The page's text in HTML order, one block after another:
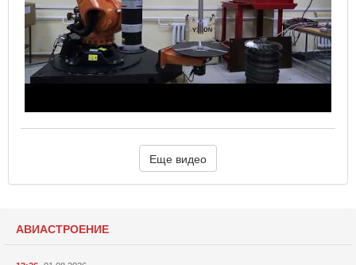
Еще видео
АВИАСТРОЕНИЕ